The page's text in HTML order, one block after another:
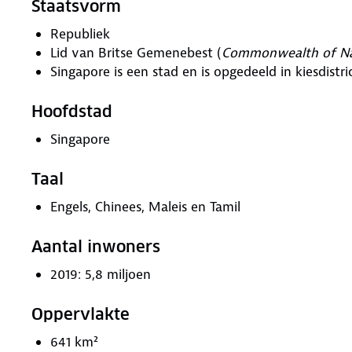
Staatsvorm
Republiek
Lid van Britse Gemenebest (Commonwealth of
Singapore is een stad en is opgedeeld in
Hoofdstad
Singapore
Taal
Engels, Chinees, Maleis en Tamil
Aantal inwoners
2019: 5,8 miljoen
Oppervlakte
641 km²